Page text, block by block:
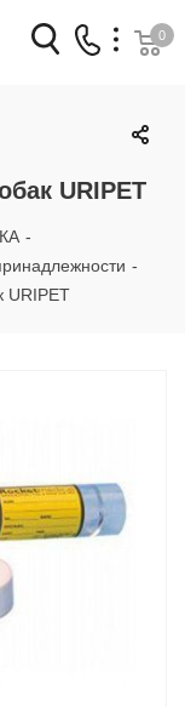
04-04
88-32
0
URIPET
-
-
URIPET